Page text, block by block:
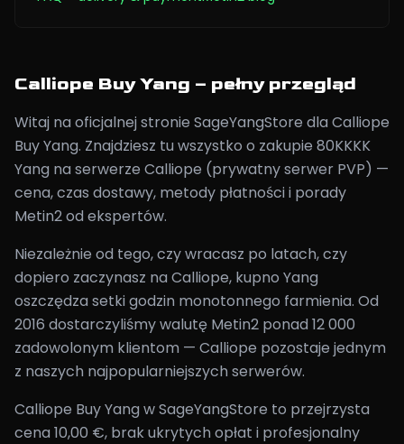
Calliope Buy Yang – pełny przegląd
Witaj na oficjalnej stronie SageYangStore dla Calliope
Buy Yang. Znajdziesz tu wszystko o zakupie 80KKKK
Yang na serwerze Calliope (prywatny serwer PVP) —
cena, czas dostawy, metody płatności i porady
Metin2 od ekspertów.
Niezależnie od tego, czy wracasz po latach, czy
dopiero zaczynasz na Calliope, kupno Yang
oszczędza setki godzin monotonnego farmienia. Od
2016 dostarczyliśmy walutę Metin2 ponad 12 000
zadowolonym klientom — Calliope pozostaje jednym
z naszych najpopularniejszych serwerów.
Calliope Buy Yang w SageYangStore to przejrzysta
cena 10,00 €, brak ukrytych opłat i profesjonalny